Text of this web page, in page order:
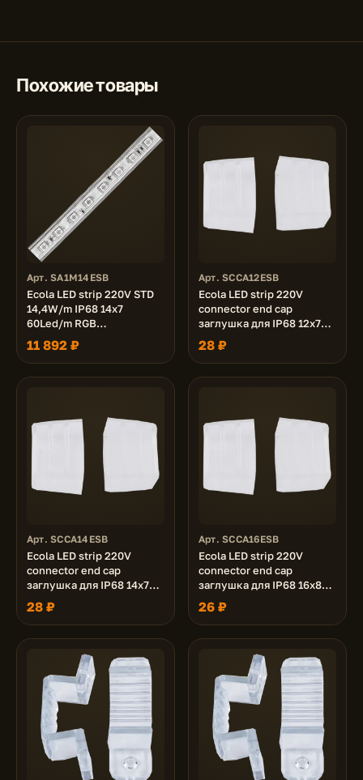
Похожие товары
Арт. SA1M14ESB
Ecola LED strip 220V STD
14,4W/m IP68 14x7
60Led/m RGB
разноцветная лента 100м.
11 892 ₽
Арт. SCCA12ESB
Ecola LED strip 220V
connector end cap
заглушка для IP68 12x7
ленты уп. 10шт
28 ₽
Арт. SCCA14ESB
Ecola LED strip 220V
connector end cap
заглушка для IP68 14x7
ленты уп. 10шт
28 ₽
Арт. SCCA16ESB
Ecola LED strip 220V
connector end cap
заглушка для IP68 16x8
ленты уп. 10шт
26 ₽